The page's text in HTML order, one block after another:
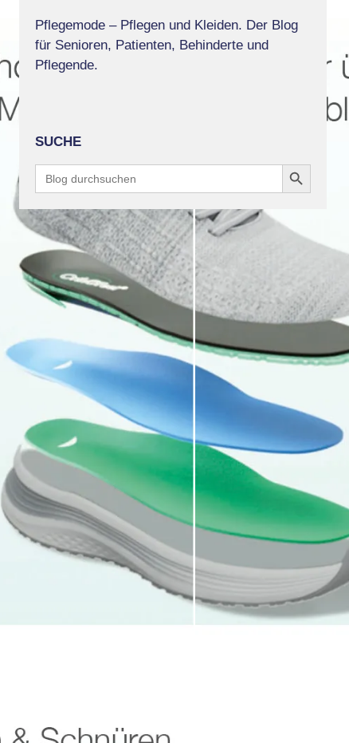
Pflegemode – Pflegen und Kleiden. Der Blog
für Senioren, Patienten, Behinderte und
Pflegende.
SUCHE
Search
for:
Search Button